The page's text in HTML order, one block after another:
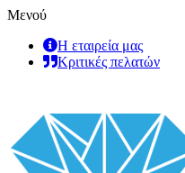
Μενού
Η εταιρεία μας
Κριτικές πελατών